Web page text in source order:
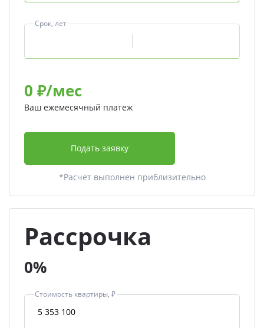
Срок, лет
0 ₽/мес
Ваш ежемесячный платеж
Подать заявку
*Расчет выполнен приблизительно
Рассрочка
0%
Стоимость квартиры, ₽